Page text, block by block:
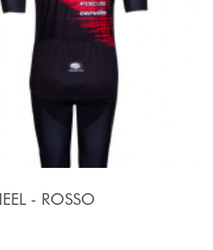
- ROSSO